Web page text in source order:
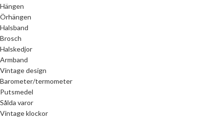
Hängen
Örhängen
Halsband
Brosch
Halskedjor
Armband
Vintage design
Barometer/termometer
Putsmedel
Sålda varor
Vintage klockor